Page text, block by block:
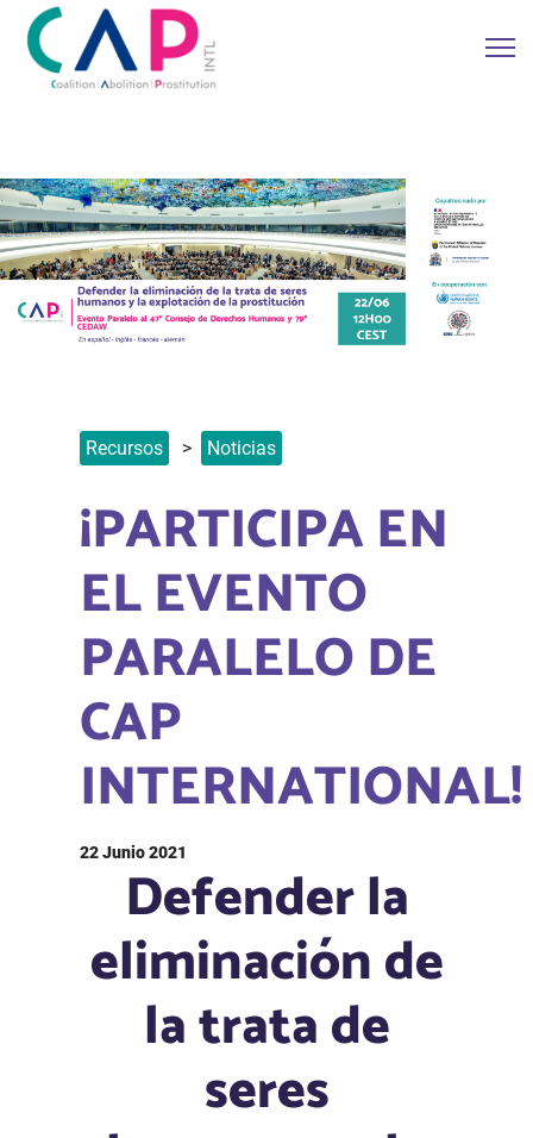
Recursos Noticias
¡PARTICIPA EN
EL EVENTO
PARALELO DE
CAP
INTERNATIONAL!
22 Junio 2021
Defender la
eliminación de
la trata de
seres